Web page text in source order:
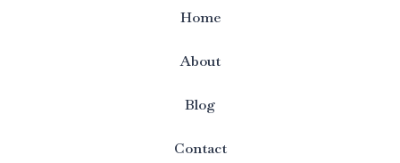
Home
About
Blog
Contact